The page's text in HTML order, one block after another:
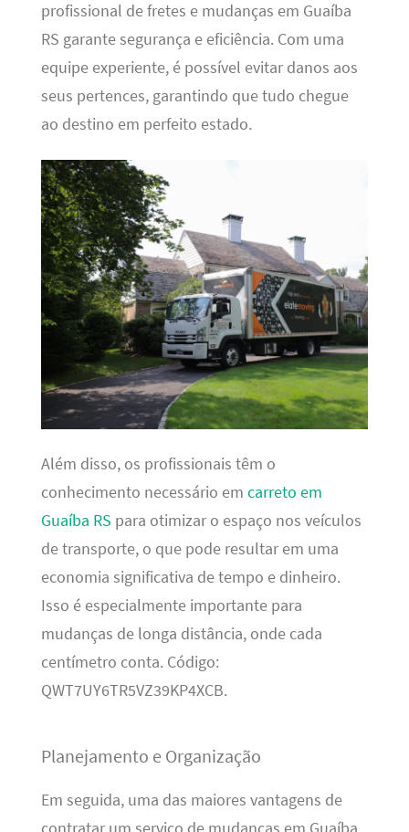
profissional de fretes e mudanças em Guaíba
RS garante segurança e eficiência. Com uma
equipe experiente, é possível evitar danos aos
seus pertences, garantindo que tudo chegue
ao destino em perfeito estado.
Além disso, os profissionais têm o
conhecimento necessário em carreto em
Guaíba RS para otimizar o espaço nos veículos
de transporte, o que pode resultar em uma
economia significativa de tempo e dinheiro.
Isso é especialmente importante para
mudanças de longa distância, onde cada
centímetro conta. Código:
QWT7UY6TR5VZ39KP4XCB.
Planejamento e Organização
Em seguida, uma das maiores vantagens de